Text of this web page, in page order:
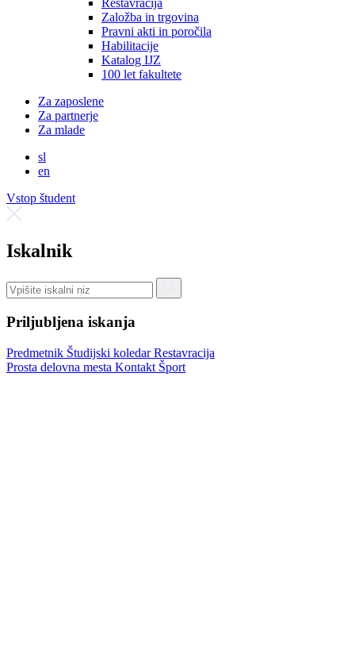
Restavracija
Založba in trgovina
Pravni akti in poročila
Habilitacije
Katalog IJZ
100 let fakultete
Za zaposlene
Za partnerje
Za mlade
sl
en
Vstop študent
Iskalnik
Priljubljena iskanja
Predmetnik Študijski koledarRestavracija
Prosta delovna mesta Kontakt Šport